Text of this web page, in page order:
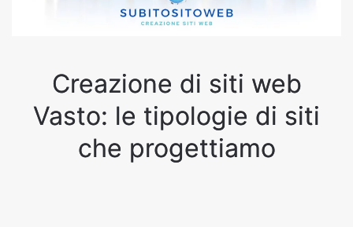
Creazione di siti web
Vasto: le tipologie di siti
che progettiamo